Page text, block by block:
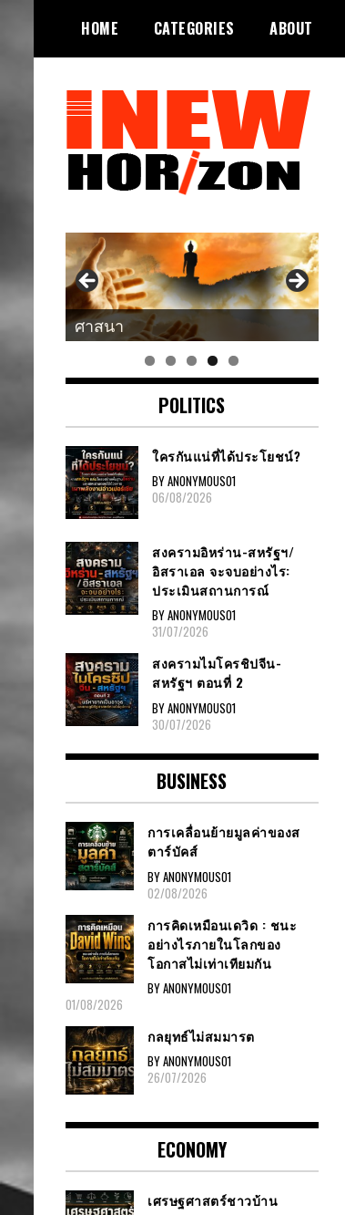
content
HOME CATEGORIES ABOUT
INEWHORIZON
ศาสนา
POLITICS
ใครกันแน่ที่ได้ประโยชน์?
BY ANONYMOUS01
06/08/2026
สงครามอิหร่าน-สหรัฐฯ/
อิสราเอล จะจบอย่างไร:
ประเมินสถานการณ์
BY ANONYMOUS01
31/07/2026
สงครามไมโครชิปจีน-
สหรัฐฯ ตอนที่ 2
BY ANONYMOUS01
30/07/2026
BUSINESS
การเคลื่อนย้ายมูลค่าของส
ตาร์บัคส์
BY ANONYMOUS01
02/08/2026
การคิดเหมือนเดวิด : ชนะ
อย่างไรภายในโลกของ
โอกาสไม่เท่าเทียมกัน
BY ANONYMOUS01
01/08/2026
กลยุทธ์ไม่สมมารต
BY ANONYMOUS01
26/07/2026
ECONOMY
เศรษฐศาสตร์ชาวบ้าน